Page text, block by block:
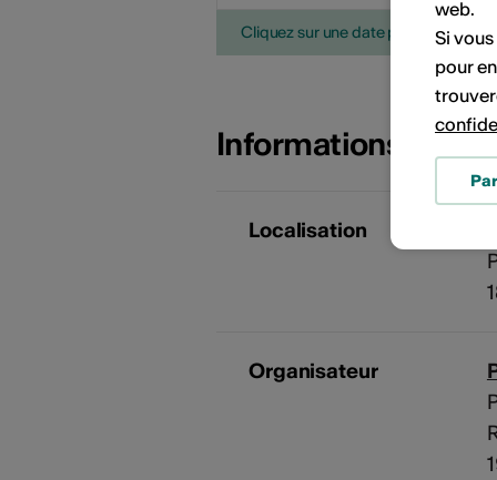
Cliquez sur une date pour ajouter
Informations sur
Localisation
Organisateur
web.
Si
pour